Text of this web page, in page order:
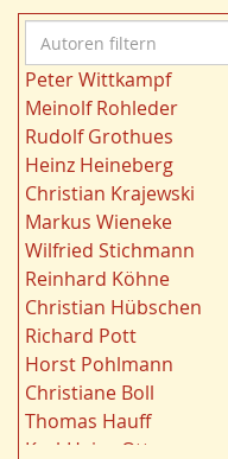
Kultur 22
Kulturlandschaft
Wohnen 21
Gewässer 21
Ruhrgebiet 20
Migration/Wanderung
Strukturwandel 20
Städtebau 20
Wahl 20
Ländliche Entwicklung
Landschaft 19
Siedlung/
Demographischer
Geologie 19
Dortmund 18
Fauna 17
u
t
o
r
e
n
f
i
l
t
e
r
n
Peter Wittkampf
Meinolf Rohleder
Rudolf Grothues
Heinz Heineberg
Christian Krajewski
Markus Wieneke
Wilfried Stichmann
Reinhard Köhne
Christian Hübschen
Richard Pott
Horst Pohlmann
Christiane Boll
Thomas Hauff
Karl-Heinz Otto